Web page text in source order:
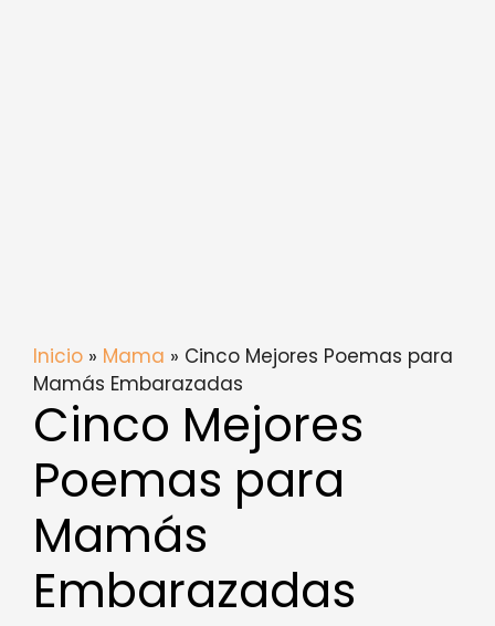
Inicio » Mama » Cinco Mejores Poemas para
Mamás Embarazadas
Cinco Mejores
Poemas para
Mamás
Embarazadas